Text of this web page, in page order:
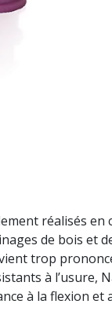
réalisés en
de bois et
trop
à l’usure,
à la flexion et